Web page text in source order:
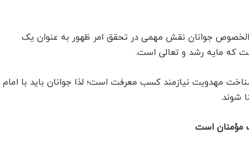
جوانان نقش مهمی در تحقق امر ظهور به عنوان یک
که مایه رشد و تعالی است.
مهدویت نیازمند کسب معرفت است؛ لذا جوانان باید با امام
شوند.
مؤمنان است